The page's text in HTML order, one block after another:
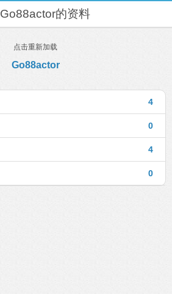
Go88actor的资料
点击重新加载
Go88actor
4
0
4
0